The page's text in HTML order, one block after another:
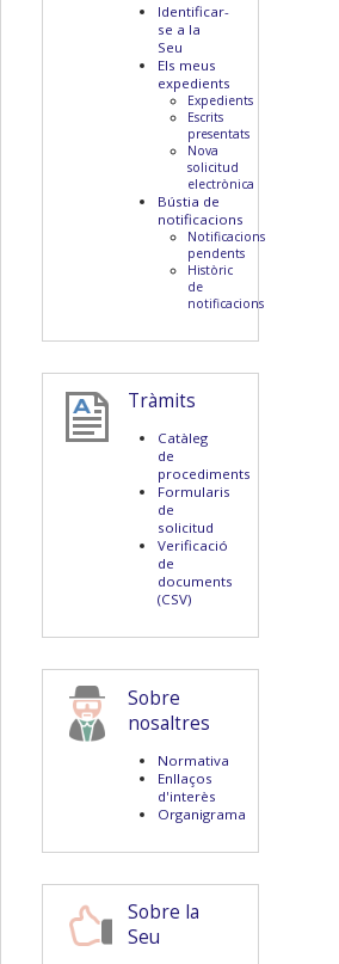
Identificar-
se a la
Seu
Els meus
expedients
Expedients
Escrits
presentats
Nova
solicitud
electrònica
Bústia de
notificacions
Notificacions
pendents
Històric
de
notificacions
Tràmits
Catàleg
de
procediments
Formularis
de
solicitud
Verificació
de
documents
(CSV)
Sobre
nosaltres
Normativa
Enllaços
d'interès
Organigrama
Sobre la
Seu